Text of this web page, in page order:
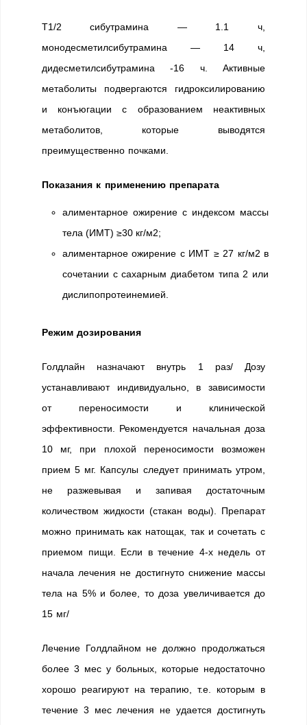
Т1/2 сибутрамина — 1.1 ч,
монодесметилсибутрамина — 14 ч,
дидесметилсибутрамина -16 ч. Активные
метаболиты подвергаются гидроксилированию
и конъюгации с образованием неактивных
метаболитов, которые выводятся
преимущественно почками.
Показания к применению препарата
алиментарное ожирение с индексом массы
тела (ИМТ) ≥30 кг/м2;
алиментарное ожирение с ИМТ ≥ 27 кг/м2 в
сочетании с сахарным диабетом типа 2 или
дислипопротеинемией.
Режим дозирования
Голдлайн назначают внутрь 1 раз/ Дозу
устанавливают индивидуально, в зависимости
от переносимости и клинической
эффективности. Рекомендуется начальная доза
10 мг, при плохой переносимости возможен
прием 5 мг. Капсулы следует принимать утром,
не разжевывая и запивая достаточным
количеством жидкости (стакан воды). Препарат
можно принимать как натощак, так и сочетать с
приемом пищи. Если в течение 4-х недель от
начала лечения не достигнуто снижение массы
тела на 5% и более, то доза увеличивается до
15 мг/
Лечение Голдлайном не должно продолжаться
более 3 мес у больных, которые недостаточно
хорошо реагируют на терапию, т.е. которым в
течение 3 мес лечения не удается достигнуть